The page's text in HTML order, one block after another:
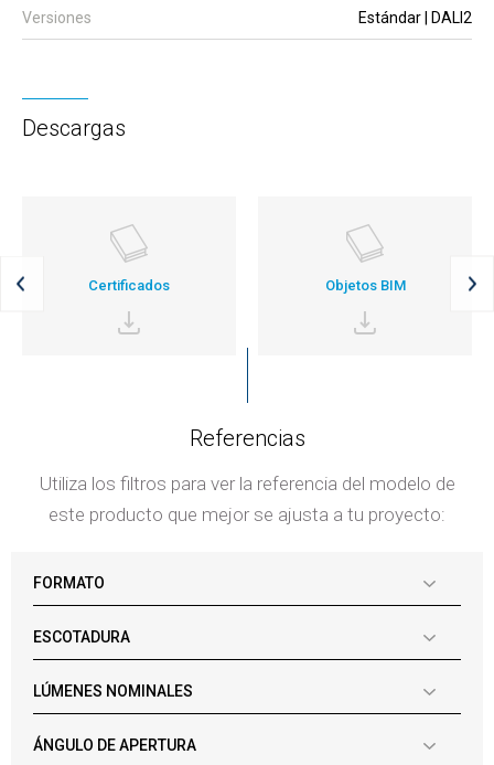
Versiones Estándar | DALI2
Descargas
Certificados Objetos BIM
Referencias
Utiliza los filtros para ver la referencia del modelo de
este producto que mejor se ajusta a tu proyecto:
FORMATO
ESCOTADURA
LÚMENES NOMINALES
ÁNGULO DE APERTURA